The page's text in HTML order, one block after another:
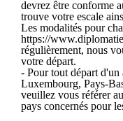
devrez être conforme
trouve votre escale
Les modalités pour
https://
régulièrement, nous
votre départ.
- Pour tout départ
Luxembourg, Pays-
veuillez vous référer
pays concernés pour